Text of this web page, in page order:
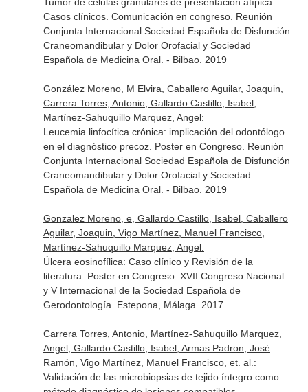
Casos clínicos. Comunicación en congreso. Reunión
Conjunta Internacional Sociedad Española de Disfunción
Craneomandibular y Dolor Orofacial y Sociedad
Española de Medicina Oral. - Bilbao. 2019
González Moreno, M Elvira, Caballero Aguilar, Joaquin,
Carrera Torres, Antonio, Gallardo Castillo, Isabel,
Martínez-Sahuquillo Marquez, Angel:
Leucemia linfocítica crónica: implicación del odontólogo
en el diagnóstico precoz. Poster en Congreso. Reunión
Conjunta Internacional Sociedad Española de Disfunción
Craneomandibular y Dolor Orofacial y Sociedad
Española de Medicina Oral. - Bilbao. 2019
Gonzalez Moreno, e, Gallardo Castillo, Isabel, Caballero
Aguilar, Joaquin, Vigo Martínez, Manuel Francisco,
Martínez-Sahuquillo Marquez, Angel:
Úlcera eosinofílica: Caso clínico y Revisión de la
literatura. Poster en Congreso. XVII Congreso Nacional
y V Internacional de la Sociedad Española de
Gerodontología. Estepona, Málaga. 2017
Carrera Torres, Antonio, Martínez-Sahuquillo Marquez,
Angel, Gallardo Castillo, Isabel, Armas Padron, José
Ramón, Vigo Martínez, Manuel Francisco, et. al.:
Validación de las microbiopsias de tejido íntegro como